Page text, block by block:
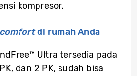
kompresor.
di rumah Anda
Ultra tersedia pada
dan 2 PK, sudah bisa